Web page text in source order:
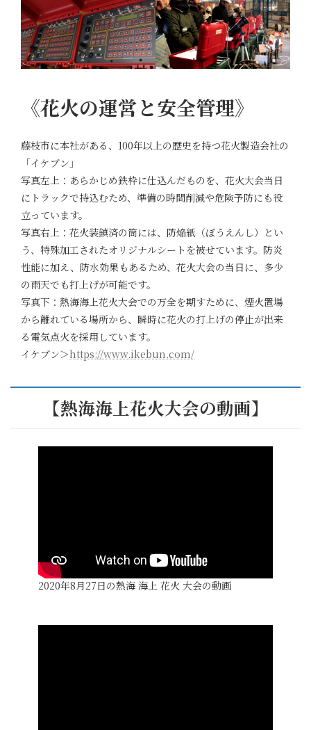
《花火の運営と安全管理》
藤枝市に本社がある、100年以上の歴史を持つ花火製造会社の
「イケブン」
写真左上：あらかじめ鉄枠に仕込んだものを、花火大会当日
にトラックで持込むため、準備の時間削減や危険予防にも役
立っています。
写真右上：花火装鎮済の筒には、防焔紙（ぼうえんし）とい
う、特殊加工されたオリジナルシートを被せています。防炎
性能に加え、防水効果もあるため、花火大会の当日に、多少
の雨天でも打上げが可能です。
写真下：熱海海上花火大会での万全を期すために、煙火置場
から離れている場所から、瞬時に花火の打上げの停止が出来
る電気点火を採用しています。
イケブン＞https://www.ikebun.com/
【熱海海上花火大会の動画】
2020年8月27日の熱海 海上 花火 大会の動画